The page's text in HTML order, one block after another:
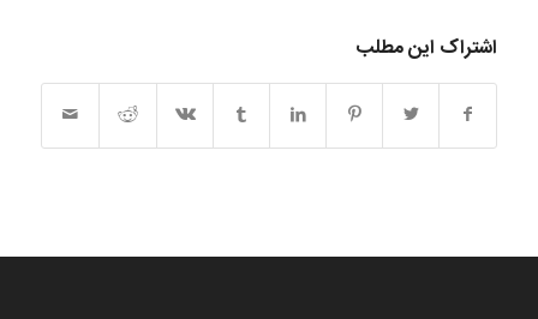
اشتراک این مطلب